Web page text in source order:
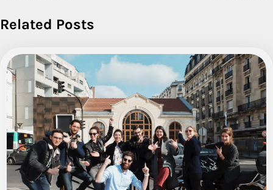
l’article
Related Posts